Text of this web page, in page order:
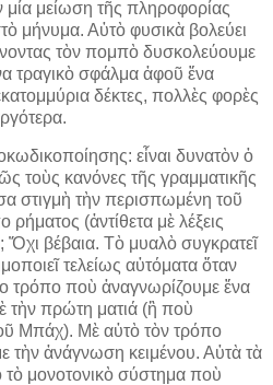
μία μείωση τῆς πληροφορίας
μήνυμα. Αὐτὸ φυσικὰ βολεύει
τὸν πομπὸ δυσκολεύουμε
τραγικὸ σφάλμα ἀφοῦ ἕνα
δέκτες, πολλὲς φορὲς
εἶναι δυνατὸν ὁ
τοὺς κανόνες τῆς γραμματικῆς
στιγμὴ τὴν περισπωμένη τοῦ
(ἀντίθετα μὲ λέξεις
Ὄχι βέβαια. Τὸ μυαλὸ συγκρατεῖ
τελείως αὐτόματα ὅταν
τρόπο ποὺ ἀναγνωρίζουμε ἕνα
τὴν πρώτη ματιά (ἢ ποὺ
Μπάχ). Μὲ αὐτὸ τὸν τρόπο
τὴν ἀνάγνωση κειμένου. Αὐτὰ τὰ
τὸ μονοτονικὸ σύστημα ποὺ